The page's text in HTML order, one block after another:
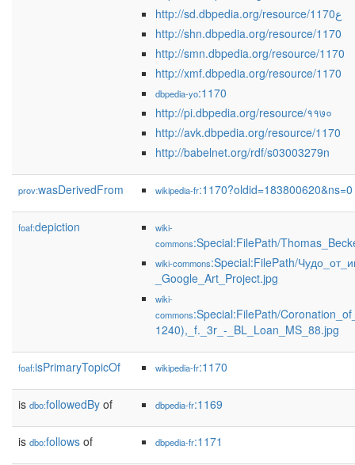
http://sd.dbpedia.org/resource/1170ع
http://shn.dbpedia.org/resource/1170
http://smn.dbpedia.org/resource/1170
http://xmf.dbpedia.org/resource/1170
dbpedia-yo:1170
http://pi.dbpedia.org/resource/११७०
http://avk.dbpedia.org/resource/1170
http://babelnet.org/rdf/s03003279n
prov:wasDerivedFrom wikipedia-fr:1170?oldid=183800620&ns=0
foaf:depiction
wiki-
commons:Special:FilePath/
wiki-commons:Special:FilePath/
_Google_Art_Project.jpg
wiki-
commons:Special:FilePath/
1240),_f._3r_-_BL_Loan_MS_88.jpg
foaf:isPrimaryTopicOf wikipedia-fr:1170
is dbo:followedBy of dbpedia-fr:1169
is dbo:follows of dbpedia-fr:1171